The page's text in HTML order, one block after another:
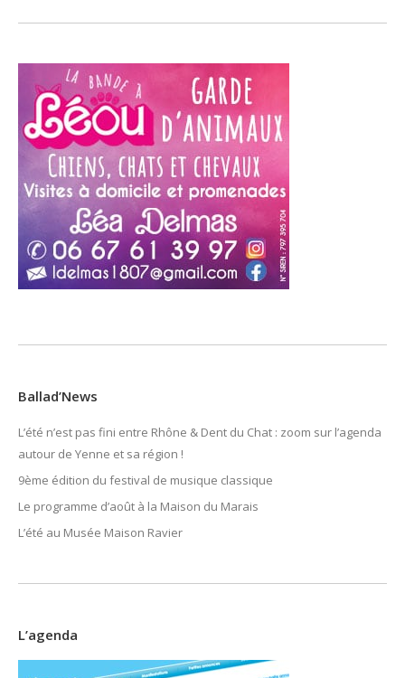
Ballad’News
L’été n’est pas fini entre Rhône & Dent du Chat : zoom sur l’agenda
autour de Yenne et sa région !
9ème édition du festival de musique classique
Le programme d’août à la Maison du Marais
L’été au Musée Maison Ravier
L’agenda